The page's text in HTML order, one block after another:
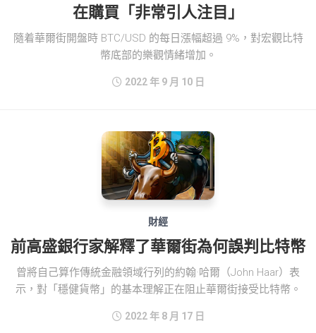
在購買「非常引人注目」
隨着華爾街開盤時 BTC/USD 的每日漲幅超過 9%，對宏觀比特
幣底部的樂觀情緒增加。
2022 年 9 月 10 日
財經
前高盛銀行家解釋了華爾街為何誤判比特幣
曾將自己算作傳統金融領域行列的約翰·哈爾（John Haar）表
示，對「穩健貨幣」的基本理解正在阻止華爾街接受比特幣。
2022 年 8 月 17 日